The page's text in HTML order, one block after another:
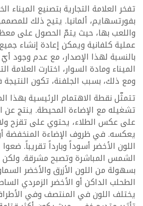
تفخر العلامة التجارية بتصنيع الميناء
بفورتسهايم، ألمانيا. يتيح ذلك
واللعب بها، حيث يتمّ الحصول على
عملية كلفانية ويمكن إعادة إنشاء جميع
بالنسبة لهذا الإصدار، مع عدم وجود
الميناء ومادة السوار، اختارت العلامة
ومع ذلك، بسبب الجلفنة، تكون النتيجة
تتمثّل نقطة الاهتمام الرئيسية بهذا
تشغيله مع الإضاءة المحيطة. ينتج
على عكس الطلاء، يحتوي على تقزح
يعكسه. في ظروف الإضاءة المنخفضة
اللون الأخضر أسوداً وبارداً تقريباً.
الشمس المباشرة وتصبح مشرقة. ولكن
بسهولة من اللون الأزرق والأخضر
الطحلب الداكن أو الأخضر الزمردي
يختلف اللون في المنتصف وفي